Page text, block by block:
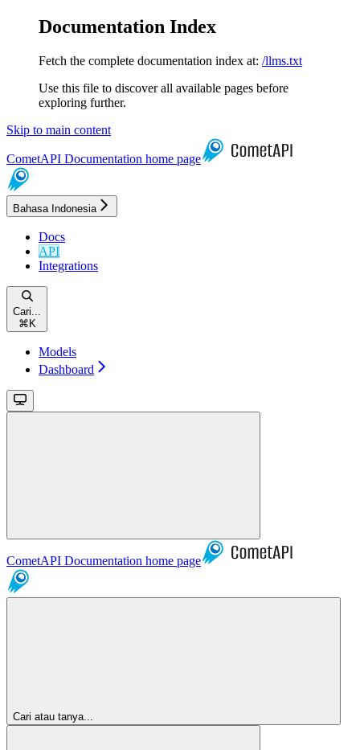
Documentation Index
Fetch the complete documentation index at: /llms.txt
Use this file to discover all available pages before
exploring further.
Skip to main content
CometAPI Documentation home page
Bahasa Indonesia
Docs
API
Integrations
Cari...
⌘ K
Models
Dashboard
CometAPI Documentation home page
Cari atau tanya...